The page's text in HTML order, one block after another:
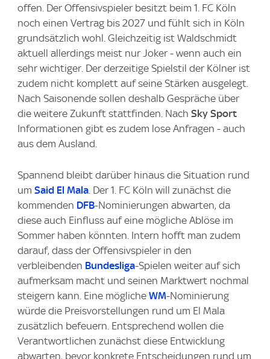
offen. Der Offensivspieler besitzt beim 1. FC Köln
noch einen Vertrag bis 2027 und fühlt sich in Köln
grundsätzlich wohl. Gleichzeitig ist Waldschmidt
aktuell allerdings meist nur Joker - wenn auch ein
sehr wichtiger. Der derzeitige Spielstil der Kölner ist
zudem nicht komplett auf seine Stärken ausgelegt.
Nach Saisonende sollen deshalb Gespräche über
die weitere Zukunft stattfinden. Nach Sky Sport
Informationen gibt es zudem lose Anfragen - auch
aus dem Ausland.
Spannend bleibt darüber hinaus die Situation rund
um Said El Mala. Der 1. FC Köln will zunächst die
kommenden DFB-Nominierungen abwarten, da
diese auch Einfluss auf eine mögliche Ablöse im
Sommer haben könnten. Intern hofft man zudem
darauf, dass der Offensivspieler in den
verbleibenden Bundesliga-Spielen weiter auf sich
aufmerksam macht und seinen Marktwert nochmal
steigern kann. Eine mögliche WM-Nominierung
würde die Preisvorstellungen rund um El Mala
zusätzlich befeuern. Entsprechend wollen die
Verantwortlichen zunächst diese Entwicklung
abwarten, bevor konkrete Entscheidungen rund um